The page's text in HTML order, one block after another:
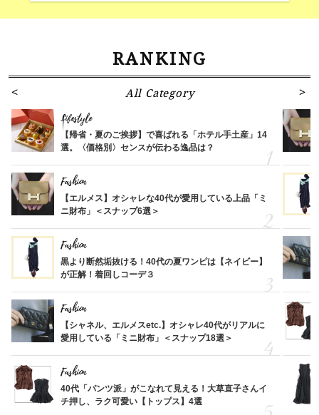
RANKING
All Category
Lifestyle
【帰省・夏のご挨拶】で喜ばれる「ホテル手土産」14
選。〈価格別〉センスが伝わる逸品は？
Fashion
【エルメス】オシャレな40代が愛用している上品「ミ
ニ財布」＜スナップ6選＞
Fashion
黒より断然垢抜ける！40代の夏ワンピは【ネイビー】
が正解！着回しコーデ３
Fashion
【シャネル、エルメスetc.】オシャレ40代がリアルに
愛用している「ミニ財布」＜スナップ18選＞
Fashion
40代「パンツ派」がこなれて見える！大草直子さんイ
チ押し、ラク可愛い【トップス】4選